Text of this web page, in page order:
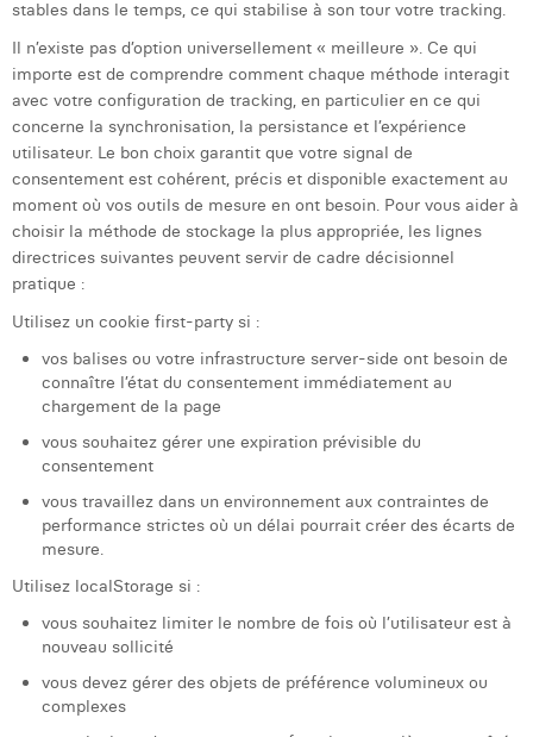
stables dans le temps, ce qui stabilise à son tour votre tracking.
Il n’existe pas d’option universellement « meilleure ». Ce qui
importe est de comprendre comment chaque méthode interagit
avec votre configuration de tracking, en particulier en ce qui
concerne la synchronisation, la persistance et l’expérience
utilisateur. Le bon choix garantit que votre signal de
consentement est cohérent, précis et disponible exactement au
moment où vos outils de mesure en ont besoin. Pour vous aider à
choisir la méthode de stockage la plus appropriée, les lignes
directrices suivantes peuvent servir de cadre décisionnel
pratique :
Utilisez un cookie first-party si :
vos balises ou votre infrastructure server-side ont besoin de
connaître l’état du consentement immédiatement au
chargement de la page
vous souhaitez gérer une expiration prévisible du
consentement
vous travaillez dans un environnement aux contraintes de
performance strictes où un délai pourrait créer des écarts de
mesure.
Utilisez localStorage si :
vous souhaitez limiter le nombre de fois où l’utilisateur est à
nouveau sollicité
vous devez gérer des objets de préférence volumineux ou
complexes